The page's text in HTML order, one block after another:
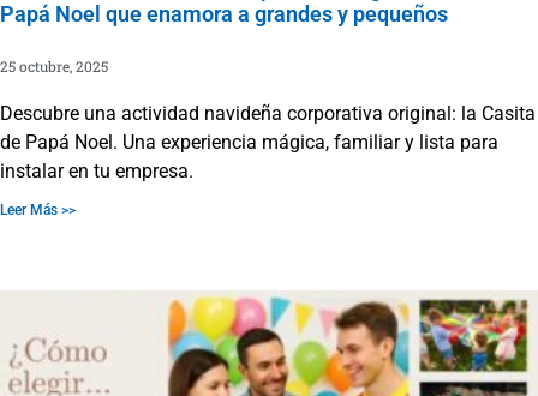
Papá Noel que enamora a grandes y pequeños
25 octubre, 2025
Descubre una actividad navideña corporativa original: la Casita
de Papá Noel. Una experiencia mágica, familiar y lista para
instalar en tu empresa.
Leer Más >>